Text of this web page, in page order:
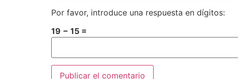
Por favor, introduce una respuesta en dígitos:
19 − 15 =